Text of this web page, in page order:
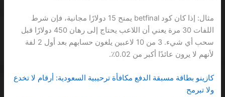
مثال: إذا كان كود betfinal يمنح 15 دولارًا مجانية، فإن شرط
اللفات 30 مرة يعني أن اللاعب يحتاج إلى رهان 450 دولارًا قبل
سحب أي شيء. 3 من 10 لاعبين يلغون حسابهم بعد أول 2 لفة
لأنهم لا يرون عائدًا أكبر من 0.02٪.
كازينو بطاقة مسبقة الدفع مكافأة ترحيبية السعودية: أرقام لا تخدع
ولا تبرمح